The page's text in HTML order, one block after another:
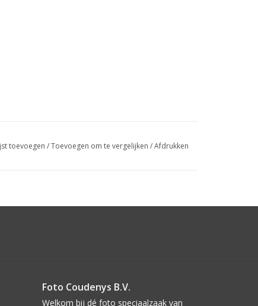
toevoegen /Toevoegen om te vergelijken /Afdrukken
Foto Coudenys B.V.
Welkom bij dé foto speciaalzaak van